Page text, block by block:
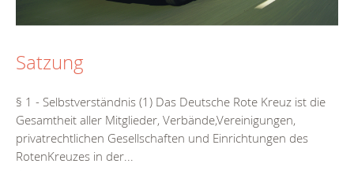
Satzung
§ 1 - Selbstverständnis (1) Das Deutsche Rote Kreuz ist die
Gesamtheit aller Mitglieder, Verbände,Vereinigungen,
privatrechtlichen Gesellschaften und Einrichtungen des
RotenKreuzes in der...